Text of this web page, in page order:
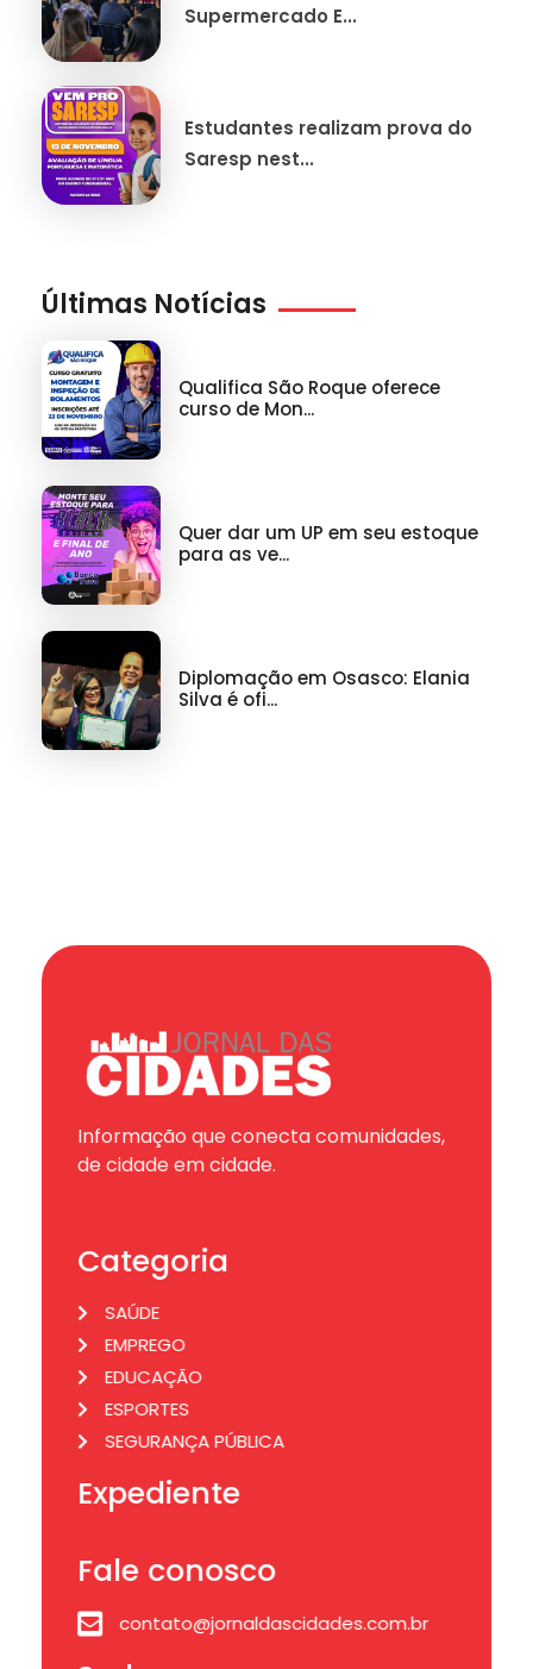
Supermercado E...
Estudantes realizam prova do
Saresp nest...
Últimas Notícias
Qualifica São Roque oferece
curso de Mon...
Quer dar um UP em seu estoque
para as ve...
Diplomação em Osasco: Elania
Silva é ofi...
Informação que conecta comunidades,
de cidade em cidade.
Categoria
SAÚDE
EMPREGO
EDUCAÇÃO
ESPORTES
SEGURANÇA PÚBLICA
Expediente
Fale conosco
contato@jornaldascidades.com.br